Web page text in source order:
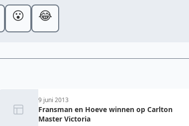
😮 😂
9 juni 2013
Fransman en Hoeve winnen op Carlton
Master Victoria